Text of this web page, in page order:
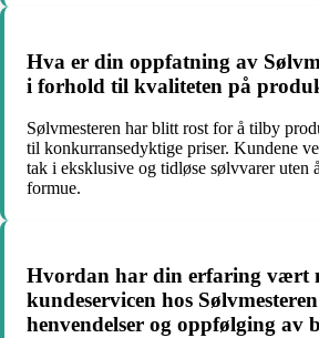
Hva er din oppfatning av
i forhold til kvaliteten på
Sølvmesteren har blitt rost for å tilby
til konkurransedyktige priser. Kundene
tak i eksklusive og tidløse sølvvarer uten
formue.
Hvordan har din erfaring vært
kundeservicen hos
henvendelser og oppfølging av